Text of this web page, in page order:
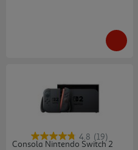
4.8 (19)
Consola Nintendo Switch 2